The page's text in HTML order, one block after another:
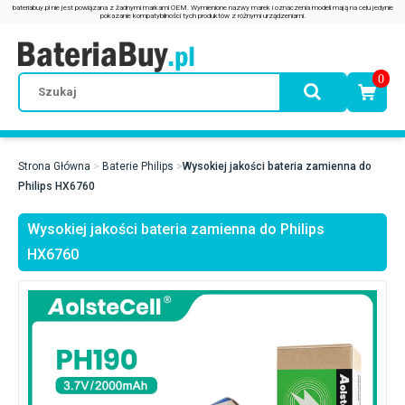
0
Strona Główna Baterie Philips
Wysokiej jakości bateria zamienna do
Philips HX6760
Wysokiej jakości bateria zamienna do Philips
HX6760